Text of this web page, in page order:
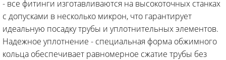
- все фитинги изготавливаются на высокоточных станках
с допусками в несколько микрон, что гарантирует
идеальную посадку трубы и уплотнительных элементов.
Надежное уплотнение - специальная форма обжимного
кольца обеспечивает равномерное сжатие трубы без